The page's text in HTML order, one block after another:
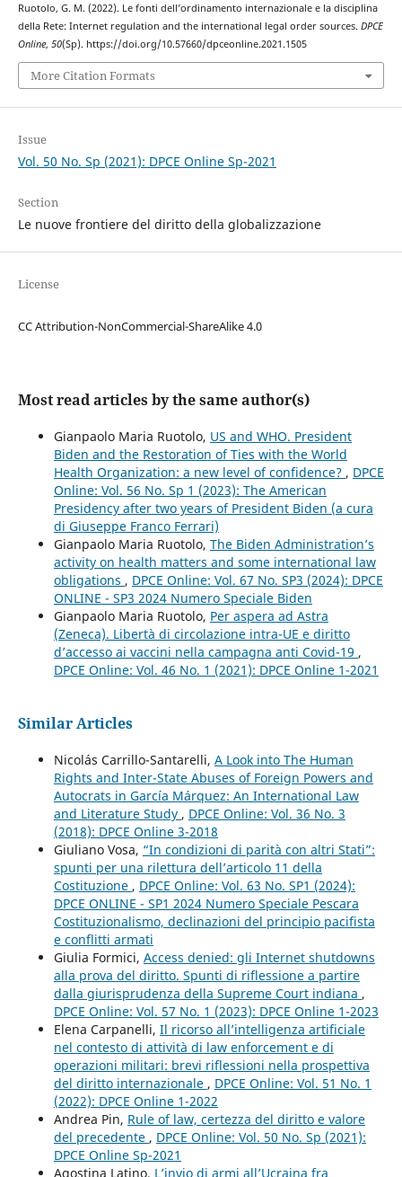
Ruotolo, G. M. (2022). Le fonti dell’ordinamento internazionale e la disciplina
della Rete: Internet regulation and the international legal order sources. DPCE
Online, 50(Sp). https://doi.org/10.57660/dpceonline.2021.1505
More Citation Formats
Issue
Vol. 50 No. Sp (2021): DPCE Online Sp-2021
Section
Le nuove frontiere del diritto della globalizzazione
License
CC Attribution-NonCommercial-ShareAlike 4.0
Most read articles by the same author(s)
Gianpaolo Maria Ruotolo, US and WHO. President
Biden and the Restoration of Ties with the World
Health Organization: a new level of confidence? , DPCE
Online: Vol. 56 No. Sp 1 (2023): The American
Presidency after two years of President Biden (a cura
di Giuseppe Franco Ferrari)
Gianpaolo Maria Ruotolo, The Biden Administration’s
activity on health matters and some international law
obligations , DPCE Online: Vol. 67 No. SP3 (2024): DPCE
ONLINE - SP3 2024 Numero Speciale Biden
Gianpaolo Maria Ruotolo, Per aspera ad Astra
(Zeneca). Libertà di circolazione intra-UE e diritto
d’accesso ai vaccini nella campagna anti Covid-19 ,
DPCE Online: Vol. 46 No. 1 (2021): DPCE Online 1-2021
Similar Articles
Nicolás Carrillo-Santarelli, A Look into The Human
Rights and Inter-State Abuses of Foreign Powers and
Autocrats in García Márquez: An International Law
and Literature Study , DPCE Online: Vol. 36 No. 3
(2018): DPCE Online 3-2018
Giuliano Vosa, “In condizioni di parità con altri Stati”:
spunti per una rilettura dell’articolo 11 della
Costituzione , DPCE Online: Vol. 63 No. SP1 (2024):
DPCE ONLINE - SP1 2024 Numero Speciale Pescara
Costituzionalismo, declinazioni del principio pacifista
e conflitti armati
Giulia Formici, Access denied: gli Internet shutdowns
alla prova del diritto. Spunti di riflessione a partire
dalla giurisprudenza della Supreme Court indiana ,
DPCE Online: Vol. 57 No. 1 (2023): DPCE Online 1-2023
Elena Carpanelli, Il ricorso all’intelligenza artificiale
nel contesto di attività di law enforcement e di
operazioni militari: brevi riflessioni nella prospettiva
del diritto internazionale , DPCE Online: Vol. 51 No. 1
(2022): DPCE Online 1-2022
Andrea Pin, Rule of law, certezza del diritto e valore
del precedente , DPCE Online: Vol. 50 No. Sp (2021):
DPCE Online Sp-2021
Agostina Latino, L’invio di armi all’Ucraina fra